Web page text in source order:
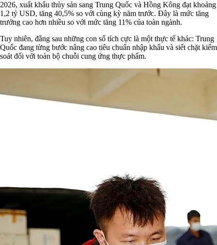
2026, xuất khẩu thủy sản sang Trung Quốc và Hồng Kông đạt khoảng
1,2 tỷ USD, tăng 40,5% so với cùng kỳ năm trước. Đây là mức tăng
trưởng cao hơn nhiều so với mức tăng 11% của toàn ngành.
Tuy nhiên, đằng sau những con số tích cực là một thực tế khác: Trung
Quốc đang từng bước nâng cao tiêu chuẩn nhập khẩu và siết chặt kiểm
soát đối với toàn bộ chuỗi cung ứng thực phẩm.